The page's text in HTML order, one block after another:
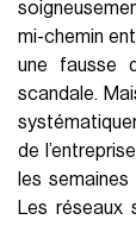
mi-chemin
une fausse
scandale.
de
les
Les réseaux